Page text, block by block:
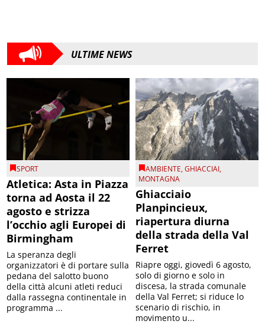
ULTIME NEWS
SPORT
Atletica: Asta in Piazza
torna ad Aosta il 22
agosto e strizza
l’occhio agli Europei di
Birmingham
La speranza degli
organizzatori è di portare sulla
pedana del salotto buono
della città alcuni atleti reduci
dalla rassegna continentale in
programma ...
AMBIENTE,GHIACCIAI,
MONTAGNA
Ghiacciaio
Planpincieux,
riapertura diurna
della strada della Val
Ferret
Riapre oggi, giovedì 6 agosto,
solo di giorno e solo in
discesa, la strada comunale
della Val Ferret; si riduce lo
scenario di rischio, in
movimento u...